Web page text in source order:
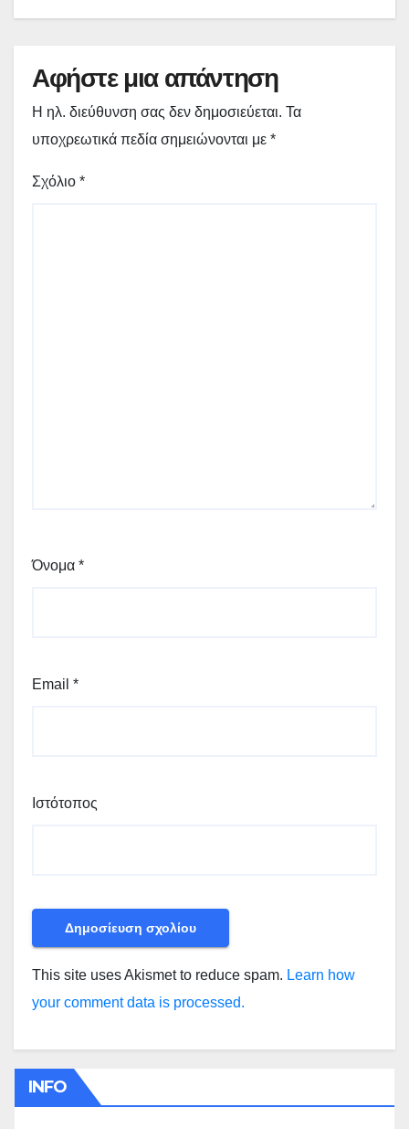
Αφήστε μια απάντηση
Η ηλ. διεύθυνση σας δεν δημοσιεύεται. Τα
υποχρεωτικά πεδία σημειώνονται με *
Σχόλιο *
Όνομα *
Email *
Ιστότοπος
This site uses Akismet to reduce spam. Learn how
your comment data is processed.
INFO